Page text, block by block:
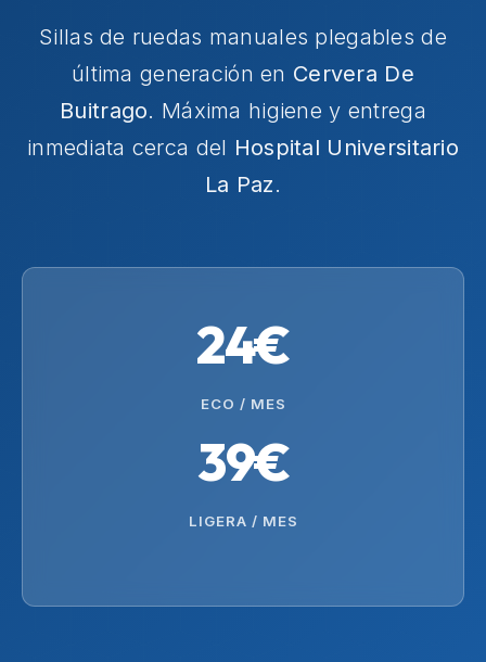
Sillas de ruedas manuales plegables de
última generación en Cervera De
Buitrago. Máxima higiene y entrega
inmediata cerca del Hospital Universitario
La Paz.
24€
ECO / MES
39€
LIGERA / MES